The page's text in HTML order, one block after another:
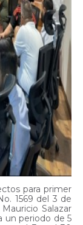
para primer
1569 del 3 de
Salazar
un periodo de 5